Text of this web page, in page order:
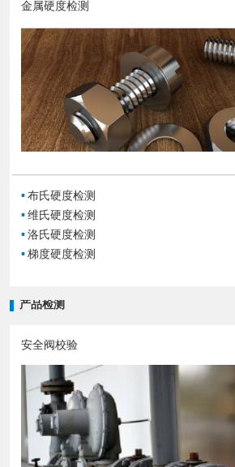
金属硬度检测
▪ 布氏硬度检测
▪ 维氏硬度检测
▪ 洛氏硬度检测
▪ 梯度硬度检测
产品检测
安全阀校验